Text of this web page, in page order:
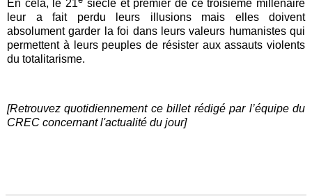
En cela, le 21
siècle et premier de ce troisième millénaire
leur a fait perdu leurs illusions mais elles doivent
absolument garder la foi dans leurs valeurs humanistes qui
permettent à leurs peuples de résister aux assauts violents
du totalitarisme.
[Retrouvez quotidiennement ce billet rédigé par l’équipe du
CREC concernant l'actualité du jour]